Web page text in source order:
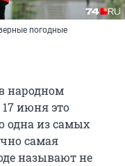
погодные
народном
июня это
одна из самых
самая
называют не